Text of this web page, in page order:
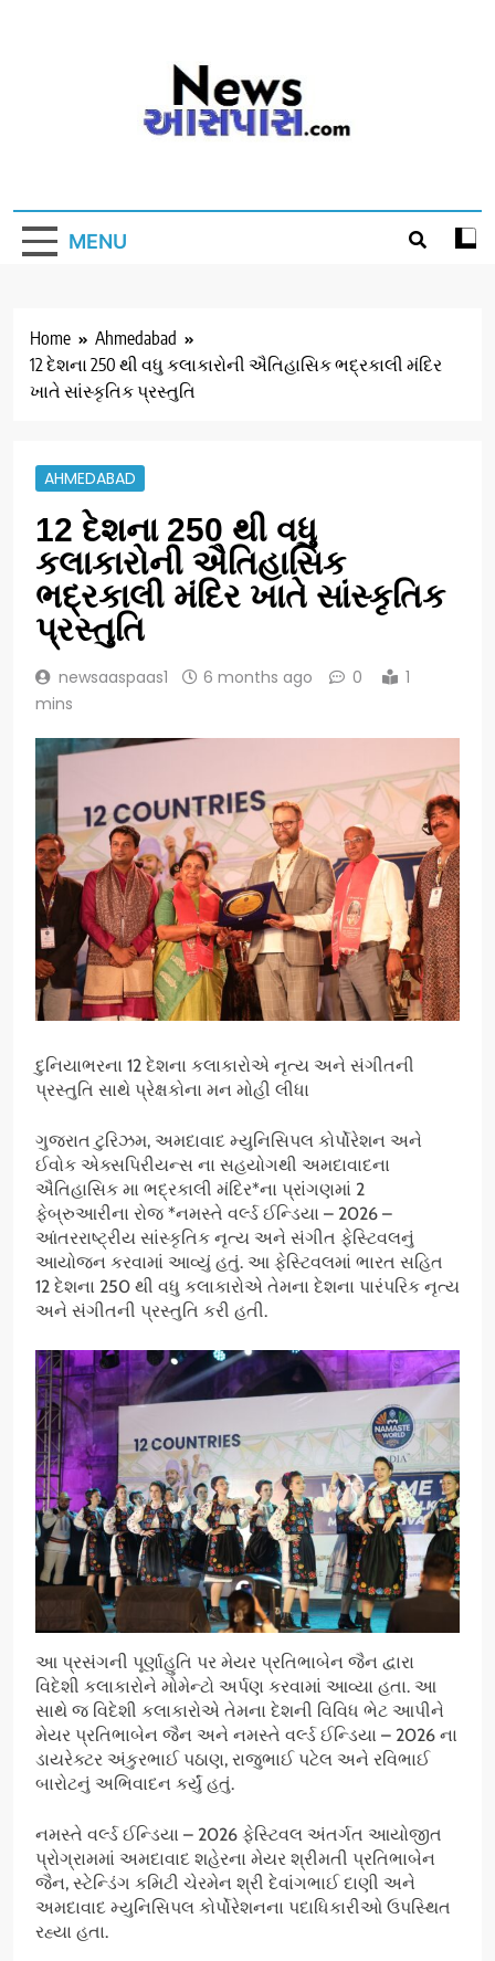
MENU
Home
Ahmedabad
12 દેશના 250 થી વધુ કલાકારોની ઐતિહાસિક ભદ્રકાલી મંદિર
ખાતે સાંસ્કૃતિક પ્રસ્તુતિ
AHMEDABAD
12 દેશના 250 થી વધુ
કલાકારોની ઐતિહાસિક
ભદ્રકાલી મંદિર ખાતે સાંસ્કૃતિક
પ્રસ્તુતિ
newsaaspaas1 6 months ago 0
1
mins
દુનિયાભરના 12 દેશના કલાકારોએ નૃત્ય અને સંગીતની
પ્રસ્તુતિ સાથે પ્રેક્ષકોના મન મોહી લીધા
ગુજરાત ટુરિઝમ, અમદાવાદ મ્યુનિસિપલ કોર્પોરેશન અને
ઈવોક એક્સપિરીયન્સ ના સહયોગથી અમદાવાદના
ઐતિહાસિક મા ભદ્રકાલી મંદિર*ના પ્રાંગણમાં 2
ફેબ્રુઆરીના રોજ *નમસ્તે વર્લ્ડ ઈન્ડિયા – 2026 –
આંતરરાષ્ટ્રીય સાંસ્કૃતિક નૃત્ય અને સંગીત ફેસ્ટિવલનું
આયોજન કરવામાં આવ્યું હતું. આ ફેસ્ટિવલમાં ભારત સહિત
12 દેશના 250 થી વધુ કલાકારોએ તેમના દેશના પારંપરિક નૃત્ય
અને સંગીતની પ્રસ્તુતિ કરી હતી.
આ પ્રસંગની પૂર્ણાહુતિ પર મેયર પ્રતિભાબેન જૈન દ્વારા
વિદેશી કલાકારોને મોમેન્ટો અર્પણ કરવામાં આવ્યા હતા. આ
સાથે જ વિદેશી કલાકારોએ તેમના દેશની વિવિધ ભેટ આપીને
મેયર પ્રતિભાબેન જૈન અને નમસ્તે વર્લ્ડ ઈન્ડિયા – 2026 ના
ડાયરેક્ટર અંકુરભાઈ પઠાણ, રાજુભાઈ પટેલ અને રવિભાઈ
બારોટનું અભિવાદન કર્યું હતું.
નમસ્તે વર્લ્ડ ઈન્ડિયા – 2026 ફેસ્ટિવલ અંતર્ગત આયોજીત
પ્રોગ્રામમાં અમદાવાદ શહેરના મેયર શ્રીમતી પ્રતિભાબેન
જૈન, સ્ટેન્ડિંગ કમિટી ચેરમેન શ્રી દેવાંગભાઈ દાણી અને
અમદાવાદ મ્યુનિસિપલ કોર્પોરેશનના પદાધિકારીઓ ઉપસ્થિત
રહ્યા હતા.